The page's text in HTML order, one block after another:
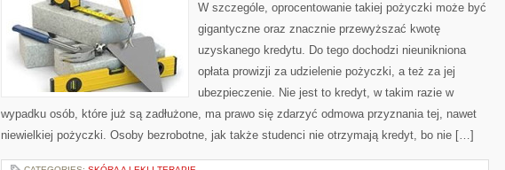
BYĆ
GOSPODARKĄ
Z
ZA
PAN
BRAT
W szczególe, oprocentowanie takiej pożyczki może być
gigantyczne oraz znacznie przewyższać kwotę
uzyskanego kredytu. Do tego dochodzi nieunikniona
opłata prowizji za udzielenie pożyczki, a też za jej
ubezpieczenie. Nie jest to kredyt, w takim razie w
wypadku osób, które już są zadłużone, ma prawo się zdarzyć odmowa przyznania tej, nawet
niewielkiej pożyczki. Osoby bezrobotne, jak także studenci nie otrzymają kredyt, bo nie […]